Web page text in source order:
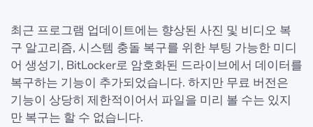
최근 프로그램 업데이트에는 향상된 사진 및 비디오 복
구 알고리즘, 시스템 충돌 복구를 위한 부팅 가능한 미디
어 생성기, BitLocker로 암호화된 드라이브에서 데이터를
복구하는 기능이 추가되었습니다. 하지만 무료 버전은
기능이 상당히 제한적이어서 파일을 미리 볼 수는 있지
만 복구는 할 수 없습니다.